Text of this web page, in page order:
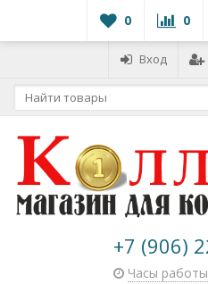
0 0
Вход
+7 (906)
Часы работы